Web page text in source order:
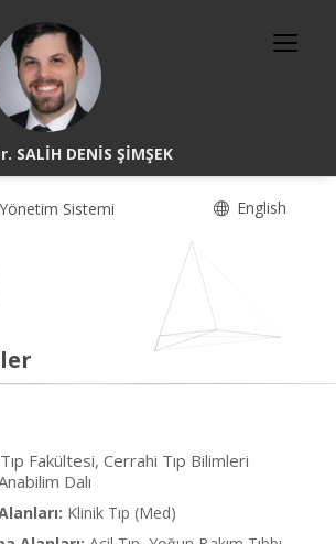
SALİH DENİS ŞİMŞEK
Sistemi English
Tıp Fakültesi, Cerrahi Tıp Bilimleri
Dalı
Klinik Tıp (Med)